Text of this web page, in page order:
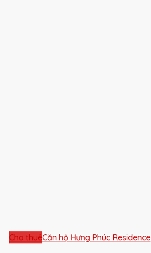
Cho thuêCăn hộ Hưng Phúc Residence